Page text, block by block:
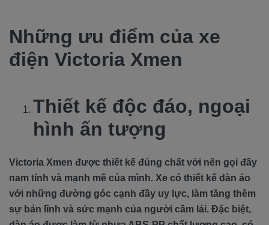
Những ưu điểm của xe
điện Victoria Xmen
Thiết kế độc đáo, ngoại
hình ấn tượng
Victoria Xmen được thiết kế đúng chất với nên gọi đầy
nam tính và mạnh mẽ của mình. Xe có thiết kế dàn áo
với những đường góc cạnh đầy uy lực, làm tăng thêm
sự bản lĩnh và sức mạnh của người cầm lái. Đặc biệt,